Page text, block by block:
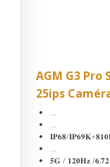
AGM G3 Pro
25ips
...
...
𝐈𝐏𝟔𝟖/
...
𝟓𝐆 / 𝟏𝟐𝟎𝐇𝐳 /